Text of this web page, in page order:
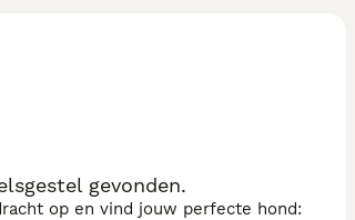
gevonden.
op en vind jouw perfecte hond: